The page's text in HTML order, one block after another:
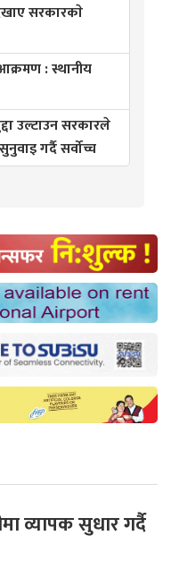
सरकारकाे
: स्थानीय
उल्टाउन सरकारले
गर्दै सर्वोच्च
व्यापक सुधार गर्दै